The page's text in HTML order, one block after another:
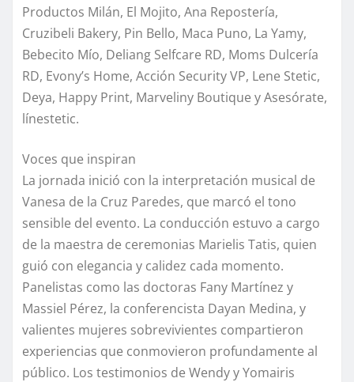
Productos Milán, El Mojito, Ana Repostería,
Cruzibeli Bakery, Pin Bello, Maca Puno, La Yamy,
Bebecito Mío, Deliang Selfcare RD, Moms Dulcería
RD, Evony’s Home, Acción Security VP, Lene Stetic,
Deya, Happy Print, Marveliny Boutique y Asesórate,
línestetic.
Voces que inspiran
La jornada inició con la interpretación musical de
Vanesa de la Cruz Paredes, que marcó el tono
sensible del evento. La conducción estuvo a cargo
de la maestra de ceremonias Marielis Tatis, quien
guió con elegancia y calidez cada momento.
Panelistas como las doctoras Fany Martínez y
Massiel Pérez, la conferencista Dayan Medina, y
valientes mujeres sobrevivientes compartieron
experiencias que conmovieron profundamente al
público. Los testimonios de Wendy y Yomairis